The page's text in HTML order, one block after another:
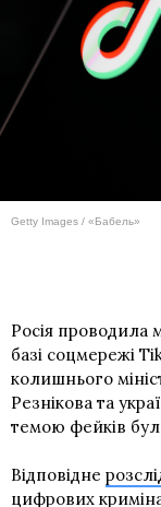
Getty Images / «Бабель»
Росія проводила
базі соцмережі
колишнього
Резнікова та
темою фейків
Відповідне
цифрових